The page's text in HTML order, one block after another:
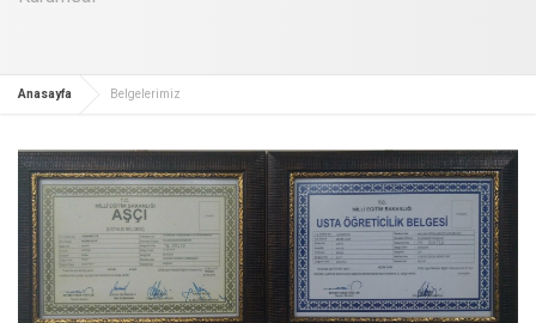
Anasayfa Belgelerimiz